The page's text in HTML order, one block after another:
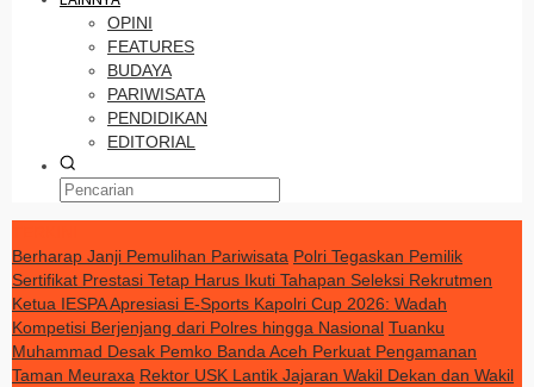
OPINI
FEATURES
BUDAYA
PARIWISATA
PENDIDIKAN
EDITORIAL
Berharap Janji Pemulihan Pariwisata Polri Tegaskan Pemilik
Sertifikat Prestasi Tetap Harus Ikuti Tahapan Seleksi Rekrutmen
Ketua IESPA Apresiasi E-Sports Kapolri Cup 2026: Wadah
Kompetisi Berjenjang dari Polres hingga Nasional Tuanku
Muhammad Desak Pemko Banda Aceh Perkuat Pengamanan
Taman Meuraxa Rektor USK Lantik Jajaran Wakil Dekan dan Wakil